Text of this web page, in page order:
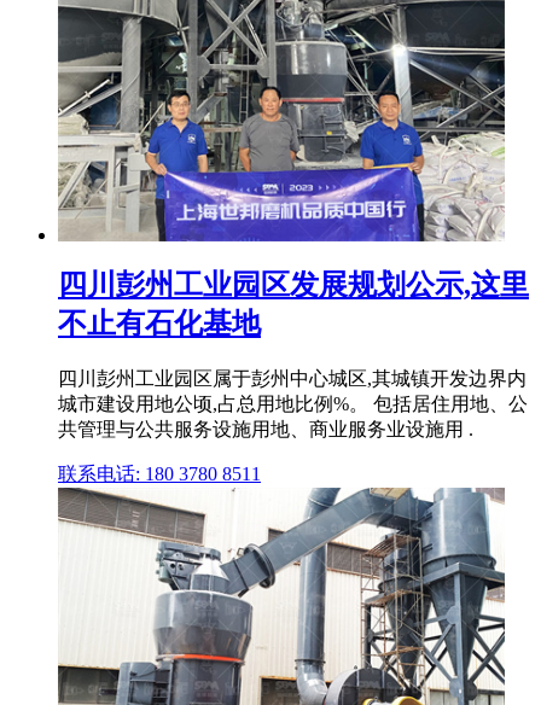
四川彭州工业园区发展规划公示,这里
不止有石化基地
四川彭州工业园区属于彭州中心城区,其城镇开发边界内
城市建设用地公顷,占总用地比例%。 包括居住用地、公
共管理与公共服务设施用地、商业服务业设施用 .
联系电话: 180 3780 8511